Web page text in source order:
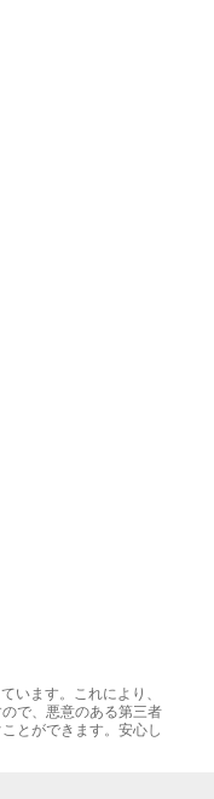
います。これにより、
で、悪意のある第三者
とができます。安心し